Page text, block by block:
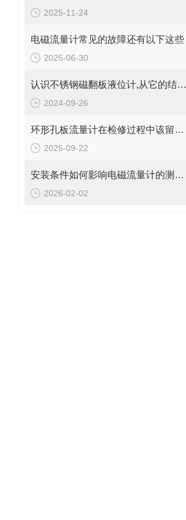
2025-11-24
电磁流量计常见的故障还有以下这些
2025-06-30
认识不锈钢磁翻板液位计,从它的结构和注意事项开始
2024-09-26
环形孔板流量计在检修过程中该留意的事项
2025-09-22
安装条件如何影响电磁流量计的测量精度?
2026-02-02